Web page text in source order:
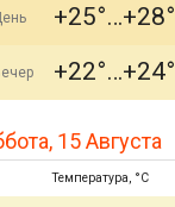
+25° +28°
+22° +24°
15 Августа
Температура, °C